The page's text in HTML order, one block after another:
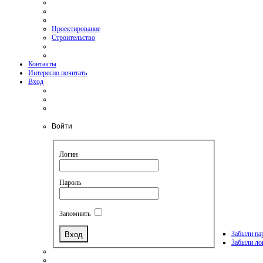
Проектирование
Строительство
Контакты
Интересно почитать
Вход
Войти
Логин
Пароль
Запомнить
Забыли
Забыли